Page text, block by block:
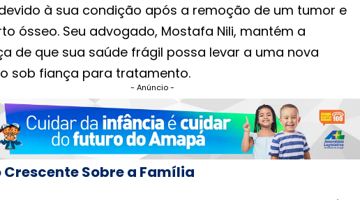
à sua condição após a remoção de um tumor e
ósseo. Seu advogado, Mostafa Nili, mantém a
de que sua saúde frágil possa levar a uma nova
sob fiança para tratamento.
- Anúncio -
Crescente Sobre a Família